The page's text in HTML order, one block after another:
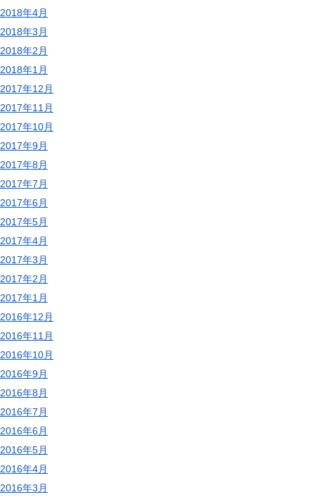
2018年4月
2018年3月
2018年2月
2018年1月
2017年12月
2017年11月
2017年10月
2017年9月
2017年8月
2017年7月
2017年6月
2017年5月
2017年4月
2017年3月
2017年2月
2017年1月
2016年12月
2016年11月
2016年10月
2016年9月
2016年8月
2016年7月
2016年6月
2016年5月
2016年4月
2016年3月